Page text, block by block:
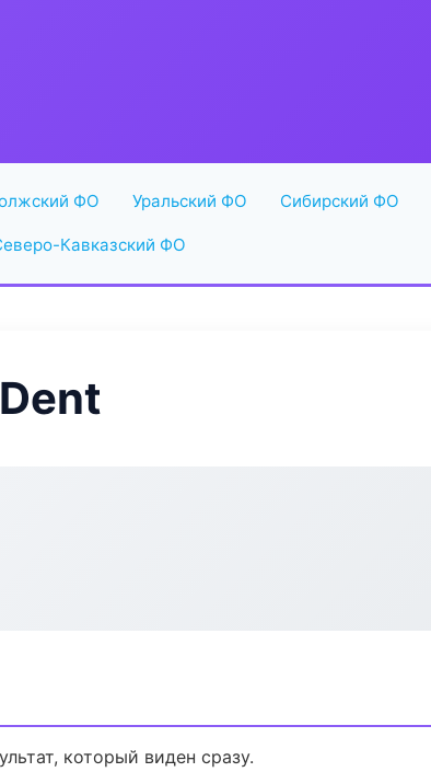
ФО Уральский ФО Сибирский ФО
Кавказский ФО
который виден сразу.